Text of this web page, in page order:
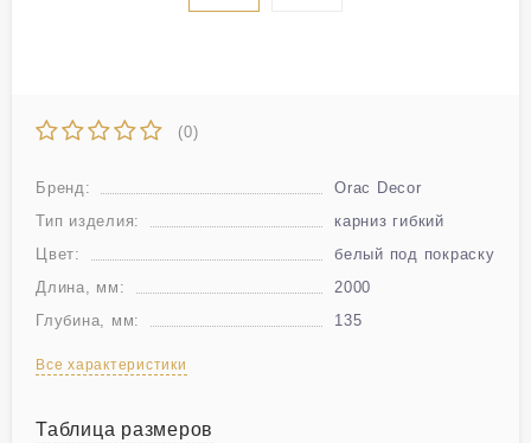
(0)
Бренд:
Orac Decor
Тип изделия:
карниз гибкий
Цвет:
белый под покраску
Длина, мм:
2000
Глубина, мм:
135
Все характеристики
Таблица размеров